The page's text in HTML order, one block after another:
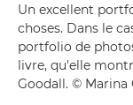
Un excellent
choses. Dans le
portfolio de
livre, qu'elle
Goodall. © Marina